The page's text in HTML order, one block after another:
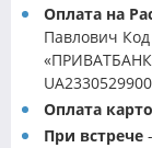
Оплата на
Павлович
Оплата
При встрече